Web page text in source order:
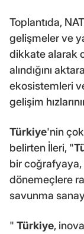
Toplantıda,
gelişmeler ve
dikkate alarak
alındığını
ekosistemleri
gelişim
Türkiye'nin
belirten İleri, "
bir coğrafyaya,
dönemeçlere
savunma
" Türkiye,